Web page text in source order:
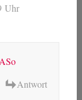
Uhr
Antwort